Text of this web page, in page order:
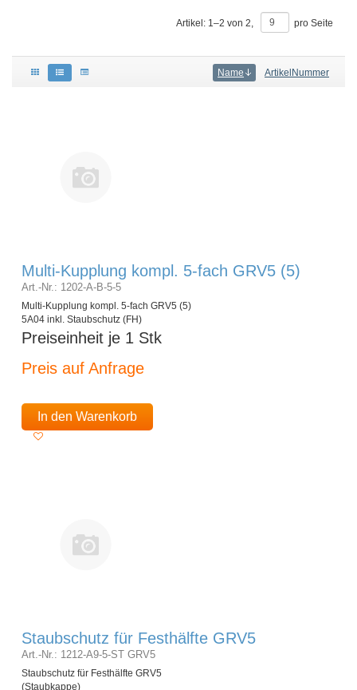
Artikel: 1–2 von 2, pro Seite
Name ArtikelNummer
Multi-Kupplung kompl. 5-fach GRV5 (5)
Art.-Nr.: 1202-A-B-5-5
Multi-Kupplung kompl. 5-fach GRV5 (5)
5A04 inkl. Staubschutz (FH)
Preiseinheit je 1 Stk
Preis auf Anfrage
In den Warenkorb
Staubschutz für Festhälfte GRV5
Art.-Nr.: 1212-A9-5-ST GRV5
Staubschutz für Festhälfte GRV5
(Staubkappe)